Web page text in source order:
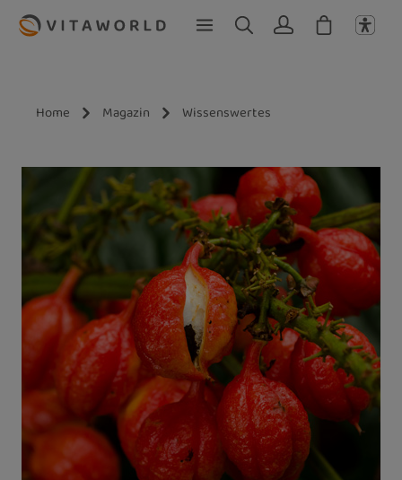
Zum Hauptinhalt springen
Home Magazin Wissenswertes